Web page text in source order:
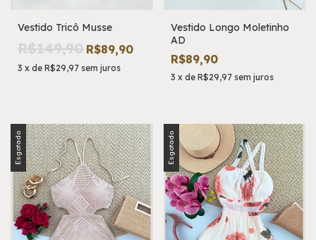
Vestido Tricô Musse
R$149,90 R$89,90
3 x de R$29,97 sem juros
Vestido Longo Moletinho
AD
R$89,90
3 x de R$29,97 sem juros
Esgotado Esgotado